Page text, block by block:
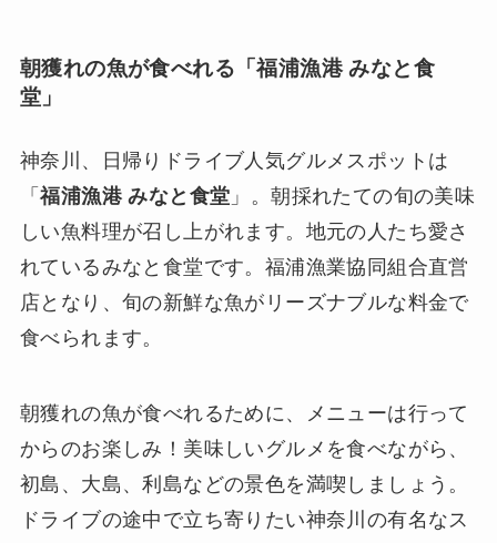
朝獲れの魚が食べれる「福浦漁港 みなと食
堂」
神奈川、日帰りドライブ人気グルメスポットは
「福浦漁港 みなと食堂 」。朝採れたての旬の美味
しい魚料理が召し上がれます。地元の人たち愛さ
れているみなと食堂です。福浦漁業協同組合直営
店となり、旬の新鮮な魚がリーズナブルな料金で
食べられます。
朝獲れの魚が食べれるために、メニューは行って
からのお楽しみ！美味しいグルメを食べながら、
初島、大島、利島などの景色を満喫しましょう。
ドライブの途中で立ち寄りたい神奈川の有名なス